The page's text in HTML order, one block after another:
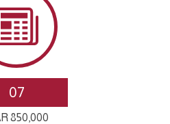
07
850,000